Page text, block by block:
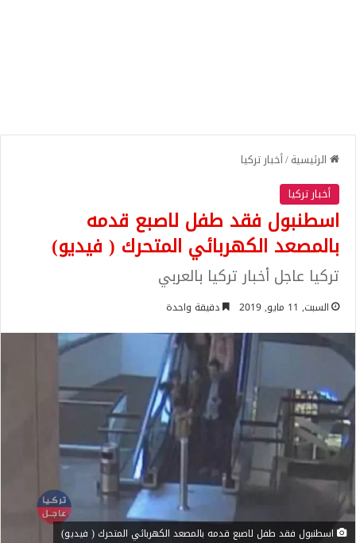
الرئيسية/أخبار تركيا
أخبار تركيا
اسطنبول فقد طفل لاصبع قدمه
بالمصعد الكهربائي المتحرك ( فيديو)
تركيا عاجل أخبار تركيا بالعربي
السبت, 11 مايو, 2019 دقيقة واحدة
اسطنبول فقد طفل لاصبع قدمه بالمصعد الكهربائي المتحرك ( فيديو)